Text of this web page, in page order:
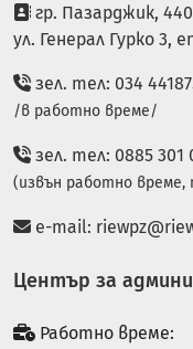
гр. Пазарджик,
ул. Генерал Гурко 3,
зел. тел: 034
/в работно време/
зел. тел: 0885 301
(извън работно време,
e-mail:
Център за
Работно време: